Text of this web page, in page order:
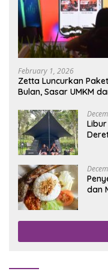
February 1, 2026
Zetta Luncurkan
Bulan, Sasar UMKM
dan